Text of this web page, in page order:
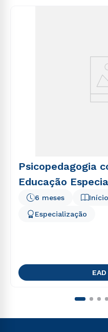
Psicopedagogia
Educação
6 meses
Especialização